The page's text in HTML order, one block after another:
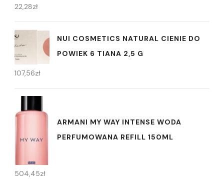
22,28zł
NUI COSMETICS NATURAL CIENIE DO
POWIEK 6 TIANA 2,5 G
107,56zł
ARMANI MY WAY INTENSE WODA
PERFUMOWANA REFILL 150ML
504,45zł